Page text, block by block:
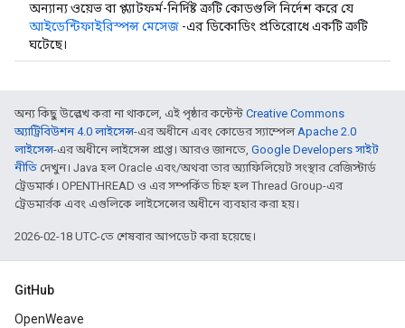
অন্যান্য ওয়েভ বা প্ল্যাটফর্ম-নির্দিষ্ট ত্রুটি কোডগুলি নির্দেশ করে যে
আইডেন্টিফাইরিস্পন্স মেসেজ -এর ডিকোডিং প্রতিরোধে একটি ত্রুটি
ঘটেছে।
অন্য কিছু উল্লেখ করা না থাকলে, এই পৃষ্ঠার কন্টেন্ট Creative Commons
অ্যাট্রিবিউশন 4.0 লাইসেন্স-এর অধীনে এবং কোডের স্যাম্পেলApache 2.0
লাইসেন্স-এর অধীনে লাইসেন্স প্রাপ্ত। আরও জানতে, Google Developers সাইট
নীতি দেখুন। Java হল Oracle এবং/অথবা তার অ্যাফিলিয়েট সংস্থার রেজিস্টার্ড
ট্রেডমার্ক। OPENTHREAD ও এর সম্পর্কিত চিহ্ন হল Thread Group-এর
ট্রেডমার্রক এবং এগুলিকে লাইসেন্সের অধীনে ব্যবহার করা হয়।
2026-02-18 UTC-তে শেষবার আপডেট করা হয়েছে।
GitHub
OpenWeave